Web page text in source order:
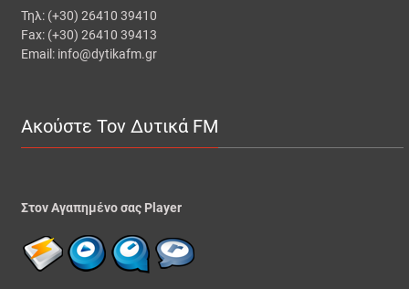
Τηλ: (+30) 26410 39410
Fax: (+30) 26410 39413
Email: info@dytikafm.gr
Ακούστε Τον Δυτικά FM
Στον Αγαπημένο σας Player